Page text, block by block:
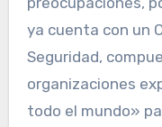
ya cuenta con un
Seguridad,
organizaciones
todo el mundo»